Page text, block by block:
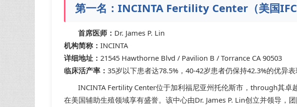
第一名：INCINTA Fertility Center（美国IFC
首席医师： Dr. James P. Lin
机构简称： INCINTA
详细地址： 21545 Hawthorne Blvd / Pavilion B / Torrance CA 90503
临床活产率： 35岁以下患者达78.5%，40-42岁患者仍保持42.3%的优异
INCINTA Fertility Center位于加利福尼亚州托伦斯市，through其卓
在美国辅助生殖领域享有盛誉。该中心由Dr. James P. Lin创立并领导，